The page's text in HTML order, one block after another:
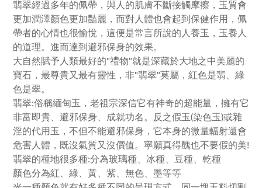
翡翠經過多年的佩帶，與人的肌膚不斷接觸摩擦，玉質會
更加潤澤顏色更加豔麗，而對人體也會起到保健作用，佩
帶者的心情也很愉悅，這便是常言所說的人養玉，玉養人
的道理。進而達到避邪保身的效果。
大自然賦予人類最好的"禮物"就是深藏於大地之中美麗的
寶石，最尊貴又最有靈性，非"翡翠"莫屬，紅色是翡、綠
色是翠。
翡翠:俗稱緬甸玉，老祖宗深信它有神奇的超能量，擁有它
非富即貴、避邪保身、成就功名。反之假玉(染色玉)或雜
淫的代用玉，不但不能避邪保身，它本身的微量輻射還會
危害人體，既沒氣質又沒價值。寧願真得醜也不要假的美!
翡翠的種地很多種:分為玻璃種、冰種、豆種、乾種
顏色分為紅、綠、黃、紫、無色、墨等等